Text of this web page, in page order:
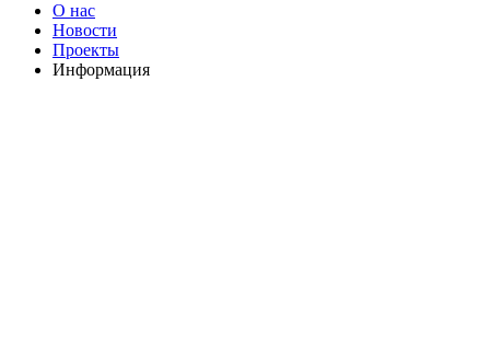
О нас
Новости
Проекты
Информация